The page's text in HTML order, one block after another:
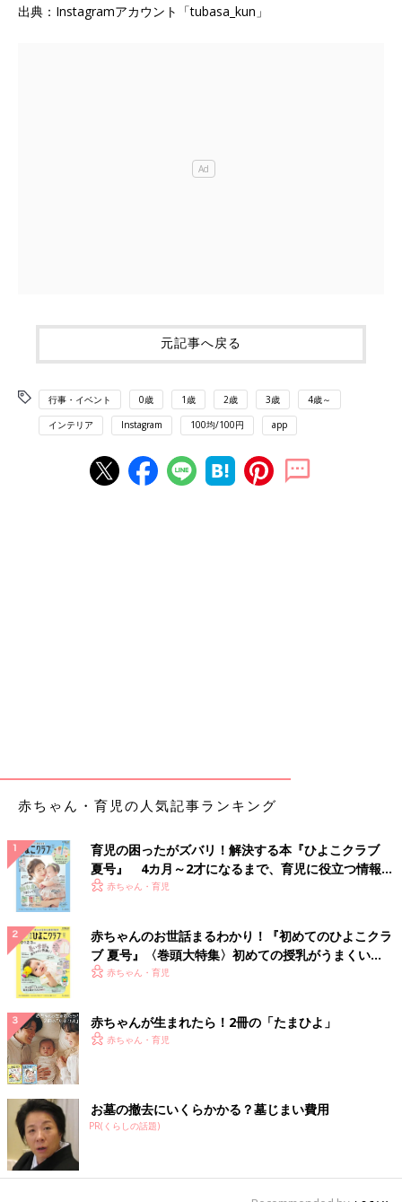
出典：Instagramアカウント「tubasa_kun」
元記事へ戻る
行事・イベント 0歳 1歳 2歳 3歳 4歳～
インテリア Instagram 100均/100円 app
赤ちゃん・育児の人気記事ランキング
育児の困ったがズバリ！解決する本『ひよこクラブ
夏号』 4カ月～2才になるまで、育児に役立つ情報が
いっぱい！
赤ちゃん・育児
赤ちゃんのお世話まるわかり！『初めてのひよこクラ
ブ 夏号』〈巻頭大特集〉初めての授乳がうまくい
く！ おっぱい・ミルクの基本と夏のトラブル 解決テ
赤ちゃん・育児
赤ちゃんが生まれたら！2冊の「たまひよ」
赤ちゃん・育児
お墓の撤去にいくらかかる？墓じまい費用
PR(くらしの話題)